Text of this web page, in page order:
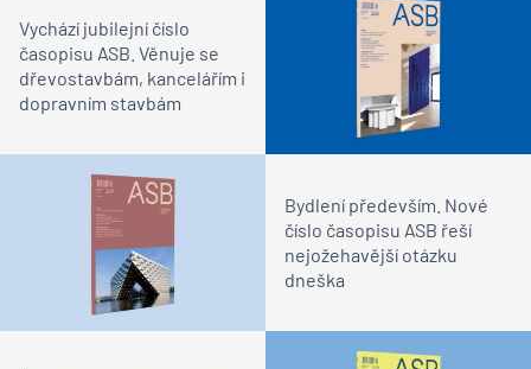
Vychází jubilejní číslo
časopisu ASB. Věnuje se
dřevostavbám, kancelářím i
dopravním stavbám
Bydlení především. Nové
číslo časopisu ASB řeší
nejožehavější otázku
dneška